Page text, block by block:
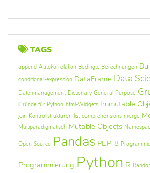
TAGS
append Autokorrelation Bedingte Berechnungen
conditional-expression DataFrame Data
Datenmanagement Dictionary General-Purpose
Gründe für Python html-Widgets Immutable
join Kontrollstrukturen list-comprehensions merge
Multiparadigmatisch Mutable Objects
Open-Source Pandas PEP-8
Programmierung Python R